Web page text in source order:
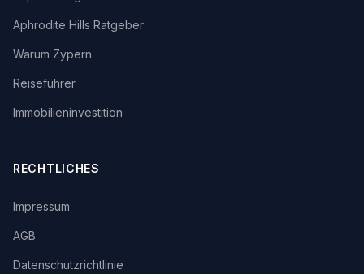
Aphrodite Hills Ratgeber
Warum Zypern
Reiseführer
Immobilieninvestition
RECHTLICHES
Impressum
AGB
Datenschutzrichtlinie